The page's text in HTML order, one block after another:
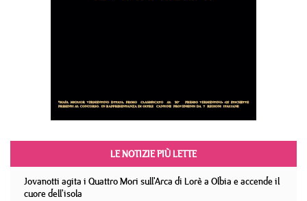
LE NOTIZIE PIÙ LETTE
Jovanotti agita i Quattro Mori sull'Arca di Lorè a Olbia e accende il
cuore dell'isola